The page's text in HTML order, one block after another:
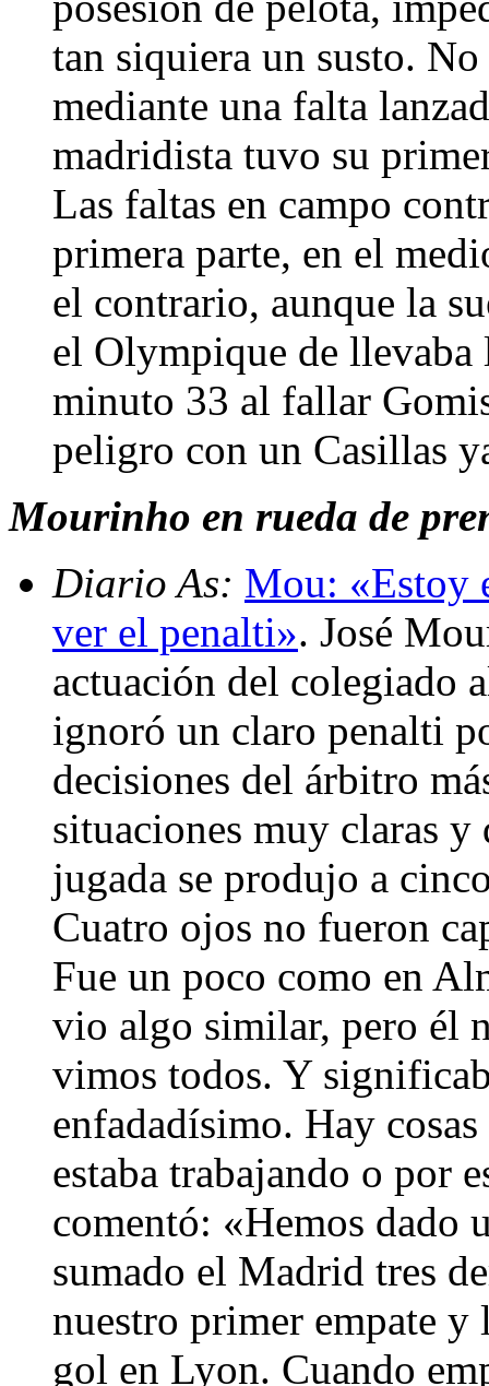
tan siquiera un susto.
mediante una falta
madridista tuvo su
Las faltas en campo
primera parte, en el
el contrario, aunque la
el Olympique de llevaba
minuto 33 al fallar
peligro con un Casillas
Mourinho en rueda de
Diario As: Mou: «Estoy
ver el penalti». José
actuación del colegiado
ignoró un claro penalti
decisiones del árbitro
situaciones muy claras y
jugada se produjo a
Cuatro ojos no fueron
Fue un poco como en
vio algo similar, pero él
vimos todos. Y
enfadadísimo. Hay
estaba trabajando o por
comentó: «Hemos dado
sumado el Madrid tres
nuestro primer empate y
gol en Lyon. Cuando